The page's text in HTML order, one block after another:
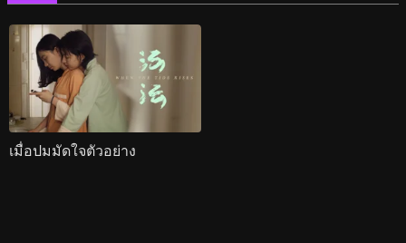
เมื่อปมมัดใจตัวอย่าง